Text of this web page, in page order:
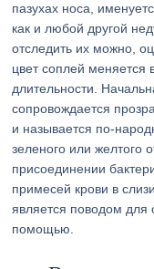
пазухах носа,
как и любой другой
отследить их можно,
цвет соплей меняется
длительности.
сопровождается
и называется по-
зеленого или желтого
присоединении
примесей крови в
является поводом
помощью.